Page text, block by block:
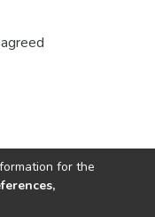
for the